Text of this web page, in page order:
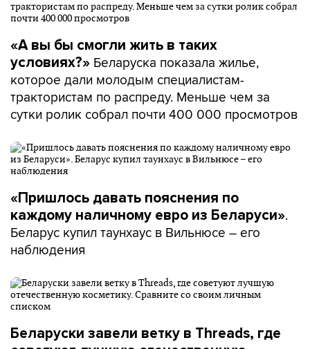
«А вы бы смогли жить в таких
условиях?» Беларуска показала жилье,
которое дали молодым специалистам-
трактористам по распреду. Меньше чем за
сутки ролик собрал почти 400 000 просмотров
«Пришлось давать пояснения по
каждому наличному евро из Беларуси».
Беларус купил таунхаус в Вильнюсе – его
наблюдения
Беларуски завели ветку в Threads, где